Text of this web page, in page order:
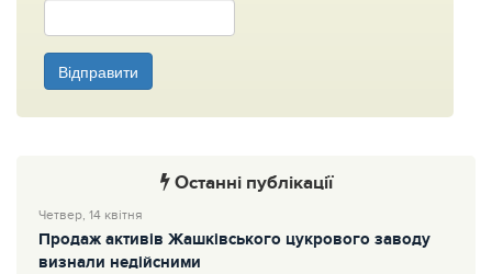
Відправити
Останні публікації
Четвер, 14 квітня
Продаж активів Жашківського цукрового заводу
визнали недійсними